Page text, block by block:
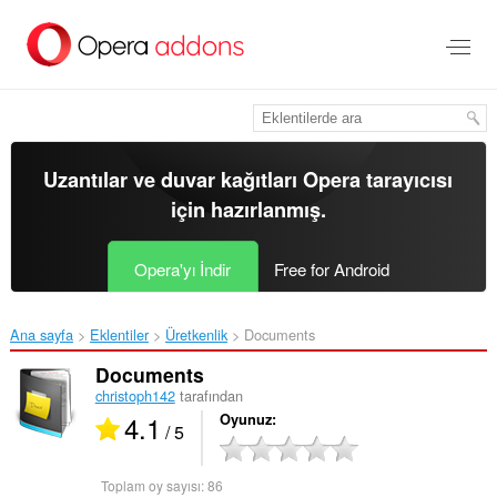
içeriğe
Uzantılar ve duvar kağıtlarıOpera tarayıcısı
için hazırlanmış.
Opera'yı İndir Free for Android
Ana sayfa Eklentiler Üretkenlik Documents‎
Documents
christoph142tarafından
4.1 / 5 Oyunuz
Toplam oy sayısı:86